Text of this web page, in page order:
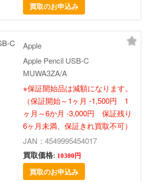
買取のお申込み
Apple
Apple Pencil USB-C
MUWA3ZA/A
※保証開始品は減額になります。
（保証開始～1ヶ月 -1,500円 1
ヶ月～6か月 -3,000円 保証残り
6ヶ月未満、保証きれ買取不可）
JAN：4549995454017
買取価格: 10300円
買取のお申込み